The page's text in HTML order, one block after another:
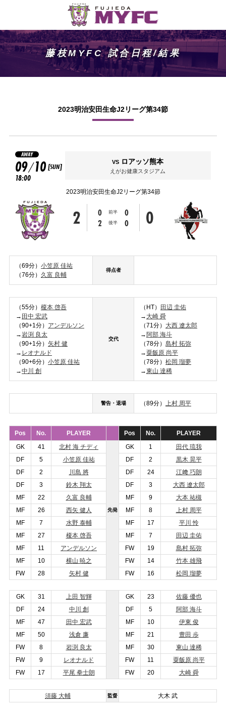
藤枝MYFC 試合日程/結果
2023明治安田生命J2リーグ第34節
09/10 [SUN]
18:00
AWAY
VS ロアッソ熊本
えがお健康スタジアム
2023明治安田生命J2リーグ第34節
2 0 前半
0
2
後半 0 0
（69分） 小笠原 佳祐
（76分） 久富 良輔
得点者
（55分） 榎本 啓吾
→ 田中 宏武
（90+1分） アンデルソン
→岩渕 良太
（90+1分） 矢村 健
→ レオナルド
（90+6分） 小笠原 佳祐
→中川 創
交代
（HT）
田辺 圭佑
→ 大崎 舜
（71分） 大西 遼太郎
→ 阿部 海斗
（78分） 島村 拓弥
→粟飯原 尚平
（78分） 松岡 瑠夢
→東山 達稀
警告・退場 （89分） 上村 周平
Pos No. PLAYER Pos No.
PLAYER
GK
41 北村 海 チディ
先発
GK 1
田代 琉我
DF
5 小笠原 佳祐 DF 2
黒木 晃平
DF
2 川島 將 DF 24
江﨑 巧朗
DF
3 鈴木 翔太 DF 3
大西 遼太郎
MF
22 久富 良輔 MF 9
大本 祐槻
MF
26 西矢 健人 MF 8
上村 周平
MF
7 水野 泰輔 MF 17
平川 怜
MF
27 榎本 啓吾 MF 7
田辺 圭佑
MF
11 アンデルソン FW 19
島村 拓弥
MF
10 横山 暁之 FW 14
竹本 雄飛
FW
28 矢村 健 FW 16 松岡 瑠夢
GK 31 上田 智輝 GK 23
佐藤 優也
DF
24 中川 創 DF 5
阿部 海斗
MF
47 田中 宏武 MF 10
伊東 俊
MF
50 浅倉 廉 MF 21
豊田 歩
FW
8 岩渕 良太 MF 30
東山 達稀
FW
9 レオナルド FW 11
粟飯原 尚平
FW
17 平尾 拳士朗 FW 20 大崎 舜
須藤 大輔 監督 大木 武